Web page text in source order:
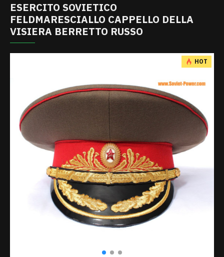
ESERCITO SOVIETICO
FELDMARESCIALLO CAPPELLO DELLA
VISIERA BERRETTO RUSSO
HOT